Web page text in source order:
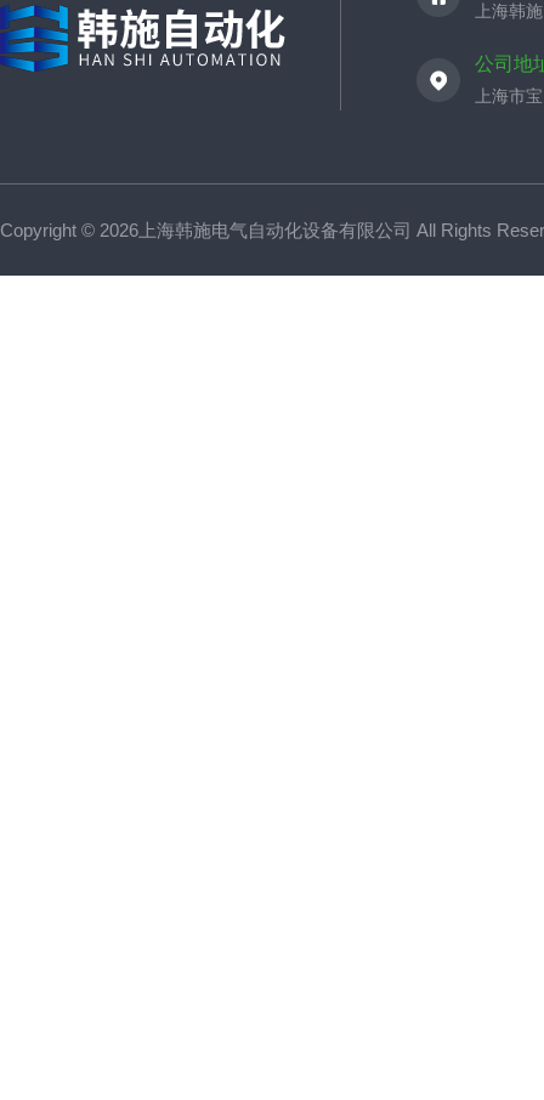
上海韩
公司地
上海市
Copyright © 2026上海韩施电气自动化设备有限公司 All Rights